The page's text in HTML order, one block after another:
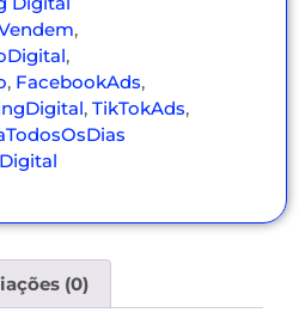
,
,
, FacebookAds,
, TikTokAds,
(0)